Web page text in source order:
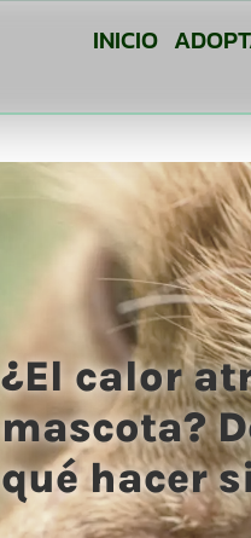
INICIO
¿El calor
mascota?
qué hacer